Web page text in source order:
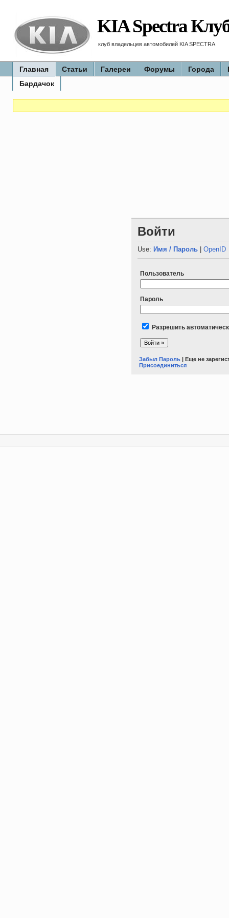
KIA Spectra
клуб владельцев автомобилей KIA SPECTRA
Главная Статьи Галереи Форумы Города
Бардачок
Войти
Use: Имя / Пароль |OpenID
Пользователь
Пароль
Разрешить
Забыл Пароль | Еще не
Присоединиться